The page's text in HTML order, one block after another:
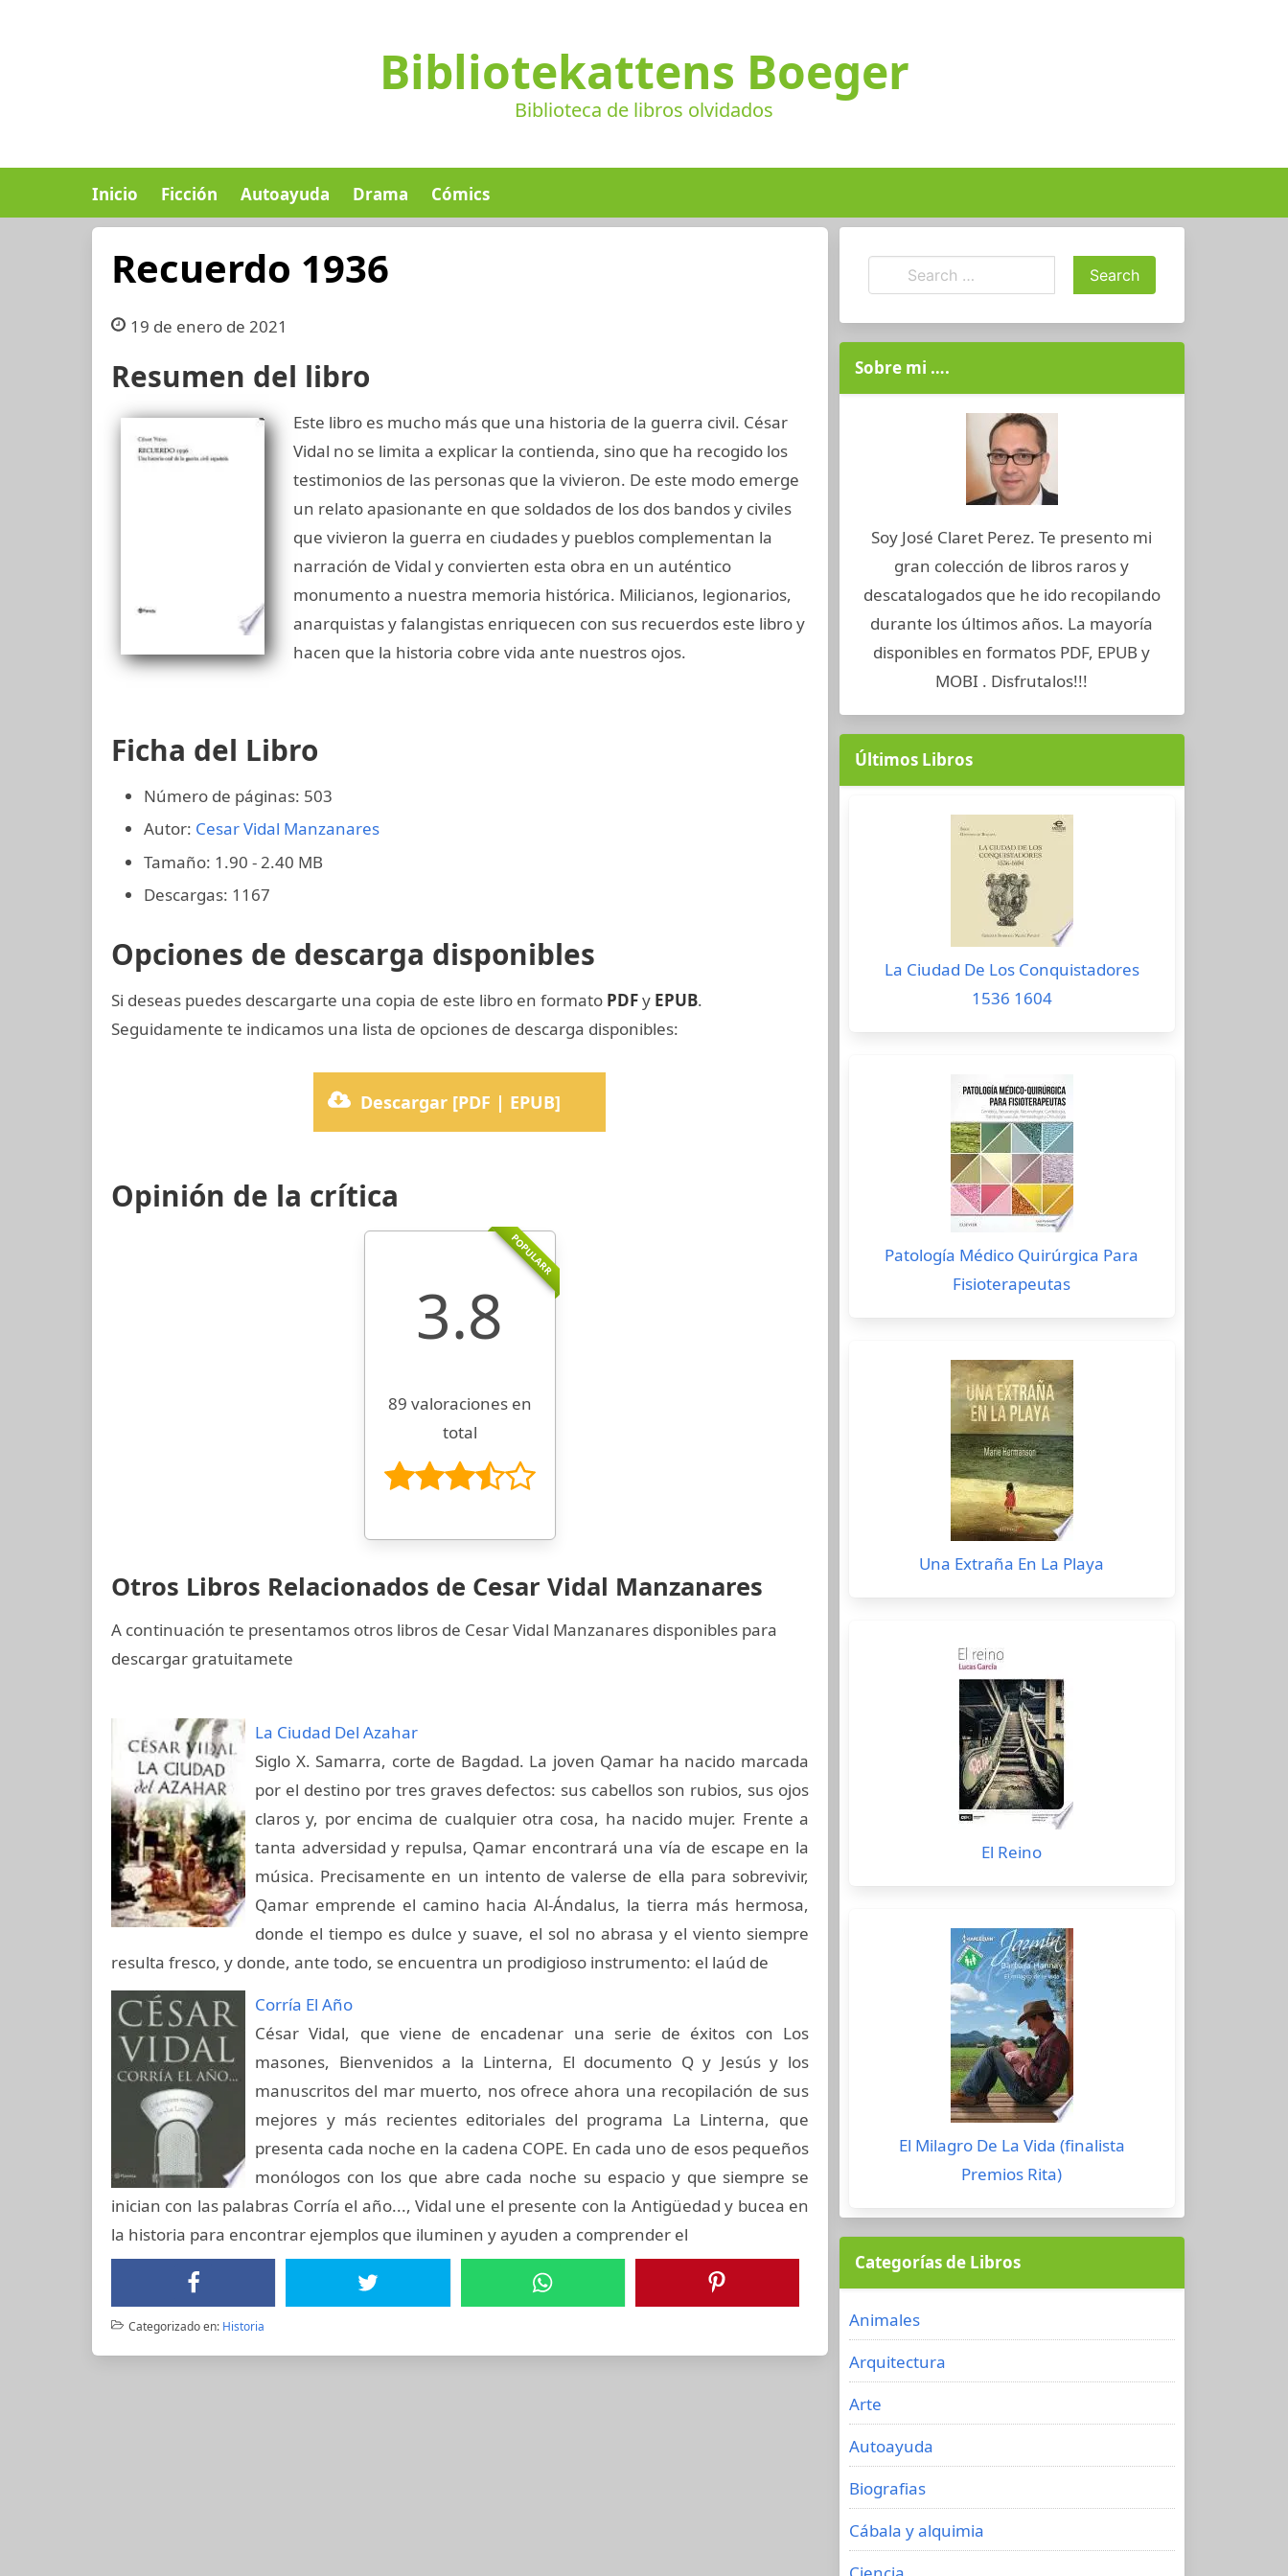
Bibliotekattens Boeger
Biblioteca de libros olvidados
Inicio Ficción Autoayuda Drama Cómics
Recuerdo 1936
19 de enero de 2021
Resumen del libro
Este libro es mucho más que una historia de la guerra civil. César
Vidal no se limita a explicar la contienda, sino que ha recogido los
testimonios de las personas que la vivieron. De este modo emerge
un relato apasionante en que soldados de los dos bandos y civiles
que vivieron la guerra en ciudades y pueblos complementan la
narración de Vidal y convierten esta obra en un auténtico
monumento a nuestra memoria histórica. Milicianos, legionarios,
anarquistas y falangistas enriquecen con sus recuerdos este libro y
hacen que la historia cobre vida ante nuestros ojos.
Ficha del Libro
Número de páginas: 503
Autor: Cesar Vidal Manzanares
Tamaño: 1.90 - 2.40 MB
Descargas: 1167
Opciones de descarga disponibles
Si deseas puedes descargarte una copia de este libro en formato PDFy EPUB.
Seguidamente te indicamos una lista de opciones de descarga disponibles:
Descargar [PDF | EPUB]
Opinión de la crítica
POPULARR
3.8
89 valoraciones en
total
Otros Libros Relacionados de Cesar Vidal Manzanares
A continuación te presentamos otros libros de Cesar Vidal Manzanares disponibles para
descargar gratuitamete
La Ciudad Del Azahar
Siglo X. Samarra, corte de Bagdad. La joven Qamar ha nacido marcada
por el destino por tres graves defectos: sus cabellos son rubios, sus ojos
claros y, por encima de cualquier otra cosa, ha nacido mujer. Frente a
tanta adversidad y repulsa, Qamar encontrará una vía de escape en la
música. Precisamente en un intento de valerse de ella para sobrevivir,
Qamar emprende el camino hacia Al-Ándalus, la tierra más hermosa,
donde el tiempo es dulce y suave, el sol no abrasa y el viento siempre
resulta fresco, y donde, ante todo, se encuentra un prodigioso instrumento: el laúd de
Corría El Año
César Vidal, que viene de encadenar una serie de éxitos con Los
masones, Bienvenidos a la Linterna, El documento Q y Jesús y los
manuscritos del mar muerto, nos ofrece ahora una recopilación de sus
mejores y más recientes editoriales del programa La Linterna, que
presenta cada noche en la cadena COPE. En cada uno de esos pequeños
monólogos con los que abre cada noche su espacio y que siempre se
inician con las palabras Corría el año..., Vidal une el presente con la Antigüedad y bucea en
la historia para encontrar ejemplos que iluminen y ayuden a comprender el
Categorizado en: Historia
Sobre mi ….
Soy José Claret Perez. Te presento mi
gran colección de libros raros y
descatalogados que he ido recopilando
durante los últimos años. La mayoría
disponibles en formatos PDF, EPUB y
MOBI . Disfrutalos!!!
Últimos Libros
La Ciudad De Los Conquistadores
1536 1604
Patología Médico Quirúrgica Para
Fisioterapeutas
Una Extraña En La Playa
El Reino
El Milagro De La Vida (finalista
Premios Rita)
Categorías de Libros
Animales
Arquitectura
Arte
Autoayuda
Biografias
Cábala y alquimia